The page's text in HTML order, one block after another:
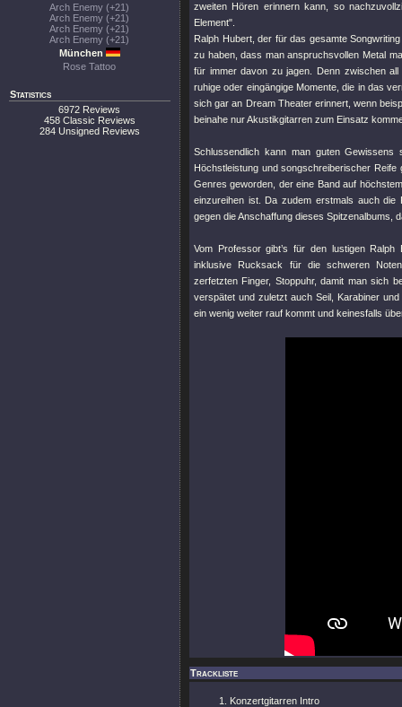
Arch Enemy (+21)
Arch Enemy (+21)
Arch Enemy (+21)
Arch Enemy (+21)
München
Rose Tattoo
Statistics
6972 Reviews
458 Classic Reviews
284 Unsigned Reviews
zweiten Hören erinnern kann, so
Element"
Ralph Hubert, der für das gesamte
zu haben, dass man anspruchsvollen Metal
für immer davon zu jagen. Denn zwischen
ruhige oder eingängige Momente, die in das
sich gar an Dream Theater erinnert, wenn
beinahe nur Akustikgitarren zum Einsatz
Schlussendlich kann man guten
Höchstleistung und songschreiberischer Reife
Genres geworden, der eine Band auf
einzureihen ist. Da zudem erstmals auch
gegen die Anschaffung dieses Spitzenalbums,
Vom Professor gibt’s für den lustigen
inklusive Rucksack für die schweren
zerfetzten Finger, Stoppuhr, damit man sich
verspätet und zuletzt auch Seil, Karabiner
ein wenig weiter rauf kommt und keinesfalls
Trackliste
Konzertgitarren Intro